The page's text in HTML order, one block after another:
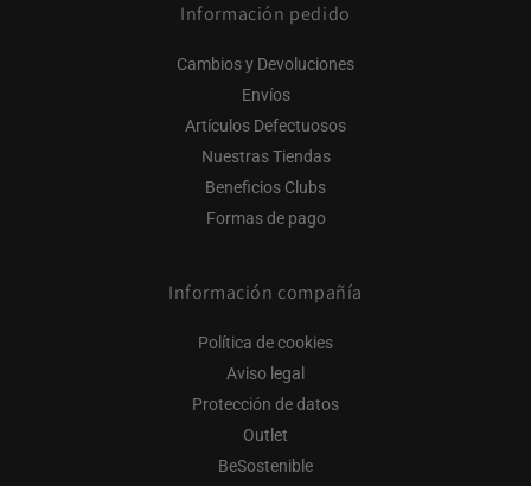
Información pedido
Cambios y Devoluciones
Envíos
Artículos Defectuosos
Nuestras Tiendas
Beneficios Clubs
Formas de pago
Información compañía
Política de cookies
Aviso legal
Protección de datos
Outlet
BeSostenible